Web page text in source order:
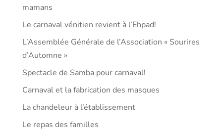
mamans
Le carnaval vénitien revient à l’Ehpad!
L’Assemblée Générale de l’Association « Sourires
d’Automne »
Spectacle de Samba pour carnaval!
Carnaval et la fabrication des masques
La chandeleur à l’établissement
Le repas des familles